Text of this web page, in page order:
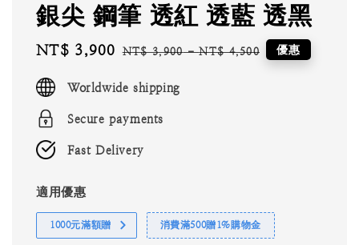
銀尖 鋼筆 透紅 透藍 透黑
Sale
NT$ 3,900 Regular
NT$ 3,900-NT$ 4,500 優惠
Worldwide shipping
Secure payments
Fast Delivery
適用優惠
1000元滿額贈 消費滿500贈1%購物金